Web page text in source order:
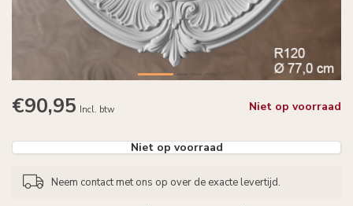
€90,95 Incl. btw Niet op voorraad
Niet op voorraad
Neem contact met ons op over de exacte levertijd.